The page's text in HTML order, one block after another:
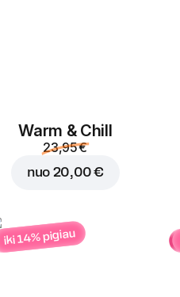
Warm & Chill
23,95 €
nuo 20,00 €
iki 14% pigiau